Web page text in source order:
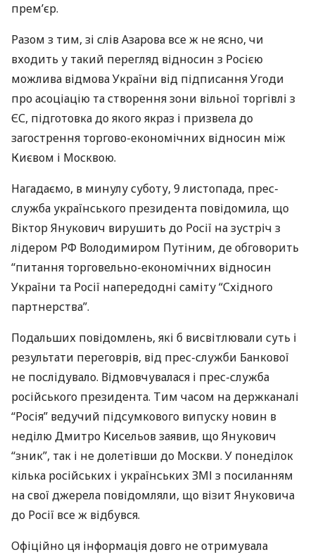
прем’єр.
Разом з тим, зі слів Азарова все ж не ясно, чи
входить у такий перегляд відносин з Росією
можлива відмова України від підписання Угоди
про асоціацію та створення зони вільної торгівлі з
ЄС, підготовка до якого якраз і призвела до
загострення торгово-економічних відносин між
Києвом і Москвою.
Нагадаємо, в минулу суботу, 9 листопада, прес-
служба українського президента повідомила, що
Віктор Янукович вирушить до Росії на зустріч з
лідером РФ Володимиром Путіним, де обговорить
“питання торговельно-економічних відносин
України та Росії напередодні саміту “Східного
партнерства”.
Подальших повідомлень, які б висвітлювали суть і
результати переговрів, від прес-служби Банкової
не послідувало. Відмовчувалася і прес-служба
російського президента. Тим часом на держканалі
“Росія” ведучий підсумкового випуску новин в
неділю Дмитро Кисельов заявив, що Янукович
“зник”, так і не долетівши до Москви. У понеділок
кілька російських і українськихЗМІ з посиланням
на свої джерела повідомляли, що візит Януковича
до Росії все ж відбувся.
Офіційно ця інформація довго не отримувала